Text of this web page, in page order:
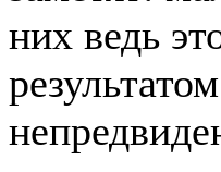
них ведь